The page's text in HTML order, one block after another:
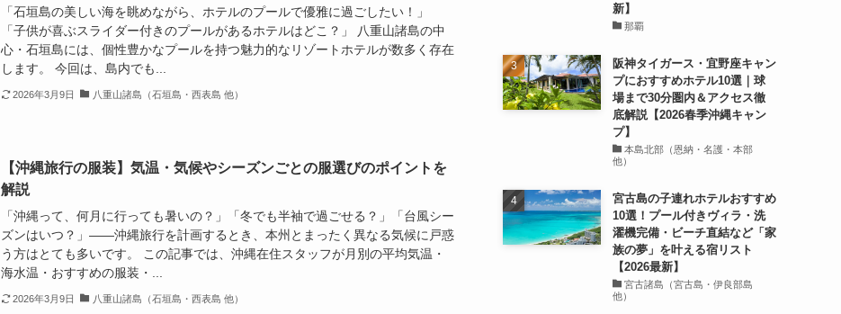
「石垣島の美しい海を眺めながら、ホテルのプールで優雅に過ごしたい！」
「子供が喜ぶスライダー付きのプールがあるホテルはどこ？」 八重山諸島の中
心・石垣島には、個性豊かなプールを持つ魅力的なリゾートホテルが数多く存在
します。 今回は、島内でも...
2026年3月9日 八重山諸島（石垣島・西表島 他）
【沖縄旅行の服装】気温・気候やシーズンごとの服選びのポイントを
解説
「沖縄って、何月に行っても暑いの？」「冬でも半袖で過ごせる？」「台風シー
ズンはいつ？」——沖縄旅行を計画するとき、本州とまったく異なる気候に戸惑
う方はとても多いです。 この記事では、沖縄在住スタッフが月別の平均気温・
海水温・おすすめの服装・...
2026年3月9日 八重山諸島（石垣島・西表島 他）
新】
那覇
阪神タイガース・宜野座キャン
プにおすすめホテル10選｜球
場まで30分圏内＆アクセス徹
底解説【2026春季沖縄キャン
プ】
本島北部（恩納・名護・本部
他）
宮古島の子連れホテルおすすめ
10選！プール付きヴィラ・洗
濯機完備・ビーチ直結など「家
族の夢」を叶える宿リスト
【2026最新】
宮古諸島（宮古島・伊良部島
他）